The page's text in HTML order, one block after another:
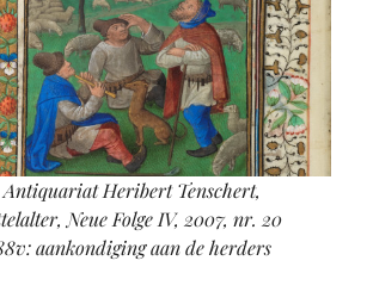
Heribert Tenschert,
Neue Folge IV, 2007, nr. 20
aankondiging aan de herders